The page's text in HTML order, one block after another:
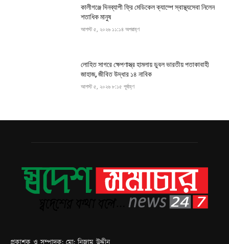
কালীগঞ্জে দিনব্যাপী ফ্রি মেডিকেল ক্যাম্পে স্বাস্থ্যসেবা নিলেন
শতাধিক মানুষ
আগস্ট ৫, ২০২৬ ১১:১৪ অপরাহ্ণ
লোহিত সাগরে ক্ষেপণাস্ত্র হামলায় ডুবল ভারতীয় পতাকাবাহী
জাহাজ, জীবিত উদ্ধার ১৪ নাবিক
আগস্ট ৫, ২০২৬ ৮:১৫ পূর্বাহ্ণ